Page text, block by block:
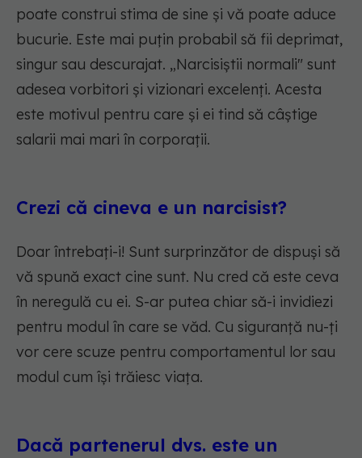
poate construi stima de sine și vă poate aduce
bucurie. Este mai puțin probabil să fii deprimat,
singur sau descurajat. „Narcisiștii normali" sunt
adesea vorbitori și vizionari excelenți. Acesta
este motivul pentru care și ei tind să câștige
salarii mai mari în corporații.
Crezi că cineva e un narcisist?
Doar întrebați-i! Sunt surprinzător de dispuși să
vă spună exact cine sunt. Nu cred că este ceva
în neregulă cu ei. S-ar putea chiar să-i invidiezi
pentru modul în care se văd. Cu siguranță nu-ți
vor cere scuze pentru comportamentul lor sau
modul cum își trăiesc viața.
Dacă partenerul dvs. este un